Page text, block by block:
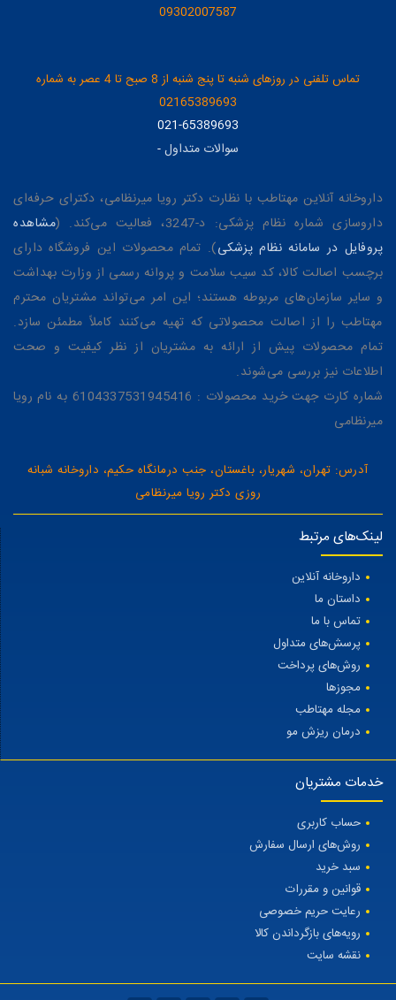
09302007587
تماس تلفنی در روزهای شنبه تا پنج شنبه از 8 صبح تا 4 عصر به شماره
02165389693
021-65389693
سوالات متداول-
داروخانه آنلاین مهتاطب با نظارت دکتر رویا میرنظامی، دکترای حرفه‌ای
داروسازی شماره نظام پزشکی: د-3247، فعالیت می‌کند. (
مشاهده
پروفایل در سامانه نظام پزشکی). تمام محصولات این فروشگاه دارای
برچسب اصالت کالا، کد سیب سلامت و پروانه رسمی از وزارت بهداشت
و سایر سازمان‌های مربوطه هستند؛ این امر می‌تواند مشتریان محترم
مهتاطب را از اصالت محصولاتی که تهیه می‌کنند کاملاً مطمئن سازد.
تمام محصولات پیش از ارائه به مشتریان از نظر کیفیت و صحت
اطلاعات نیز بررسی می‌شوند.
شماره کارت جهت خرید محصولات : 6104337531945416 به نام رویا
میرنظامی
آدرس: تهران، شهریار، باغستان، جنب درمانگاه حکیم، داروخانه شبانه
روزی دکتر رویا میرنظامی
لینک‌های مرتبط
داروخانه آنلاین
داستان ما
تماس با ما
پرسش‌های متداول
روش‌های پرداخت
مجوزها
مجله مهتاطب
درمان ریزش مو
خدمات مشتریان
حساب کاربری
روش‌های ارسال سفارش
سبد خرید
قوانین و مقررات
رعایت حریم خصوصی
رویه‌های بازگرداندن کالا
نقشه سایت